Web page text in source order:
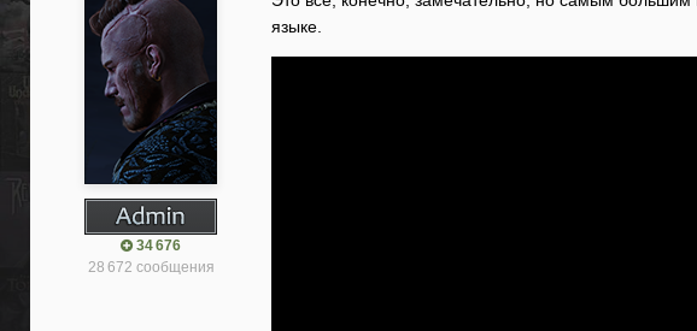
34 676
28 672 сообщения
языке.